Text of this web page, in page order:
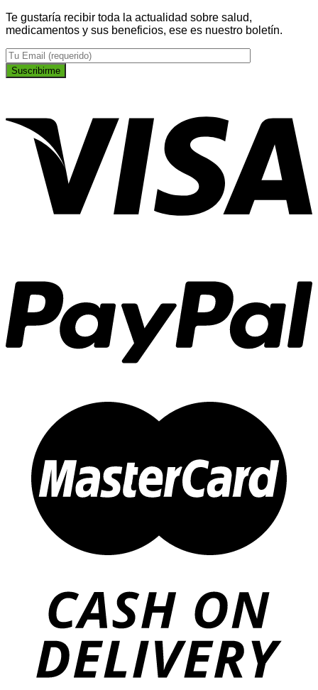
Te gustaría recibir toda la actualidad sobre salud,
medicamentos y sus beneficios, ese es nuestro boletín.